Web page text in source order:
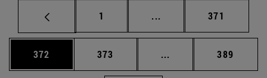
Página
1 ... Páginas intermedias
Página
371
Página
372 Página
373 ... Páginas intermedias
Página
389